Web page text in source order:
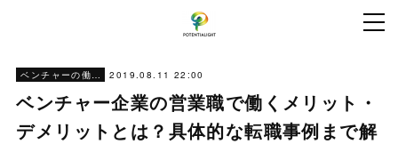
ベンチャーの働き方 2019.08.11 22:00
ベンチャー企業の営業職で働くメリット・
デメリットとは？具体的な転職事例まで解